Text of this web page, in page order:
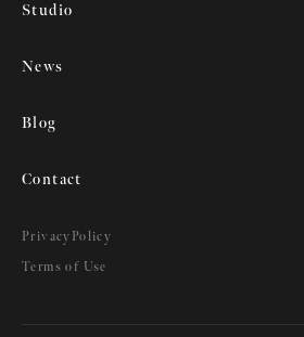
Studio
News
Blog
Contact
PrivacyPolicy
Terms of Use